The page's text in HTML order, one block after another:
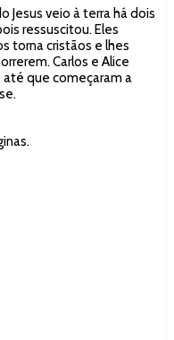
Jesus veio à terra há dois
ressuscitou. Eles
torna cristãos e lhes
Carlos e Alice
que começaram a